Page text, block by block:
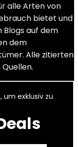
alle Arten von
bietet und
Blogs auf dem
dem
Alle zitierten
um exklusiv zu